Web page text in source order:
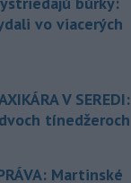
vo viacerých
V SEREDI:
tínedžeroch
Martinské